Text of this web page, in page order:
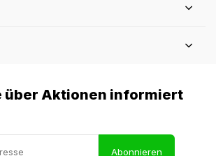
über Aktionen informiert
Abonnieren